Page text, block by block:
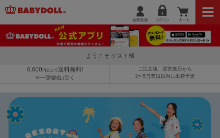
ようこそ ゲスト様
6,600 円以上で送料無料!
※一部地域は除く
ご注文後、翌営業日から
3〜5営業日以内に出荷予定